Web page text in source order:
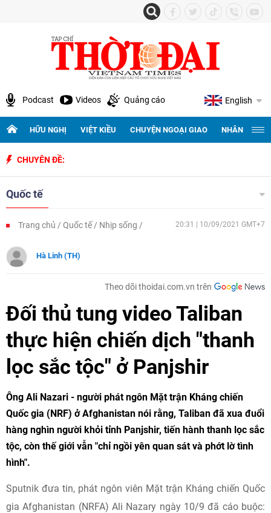
Podcast Videos Quảng cáo English
HỮU NGHỊ VIỆT KIỀU CHUYỆN NGOẠI GIAO NHÂN
CHUYÊN ĐỀ:
Quốc tế
Trang chủ Quốc tế Nhịp sống 20:31 | 10/09/2021 GMT+7
Hà Linh (TH)
Theo dõi thoidai.com.vn trên
Đối thủ tung video Taliban
thực hiện chiến dịch "thanh
lọc sắc tộc" ở Panjshir
Ông Ali Nazari - người phát ngôn Mặt trận Kháng chiến
Quốc gia (NRF) ở Afghanistan nói rằng, Taliban đã xua đuổi
hàng nghìn người khỏi tỉnh Panjshir, tiến hành thanh lọc sắc
tộc, còn thế giới vẫn "chỉ ngồi yên quan sát và phớt lờ tình
hình".
Sputnik đưa tin, phát ngôn viên Mặt trận Kháng chiến Quốc
gia Afghanistan (NRFA) Ali Nazary ngày 10/9 đã cáo buộc: